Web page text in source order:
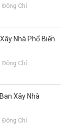
Đông Chí
Nhà Phổ Biến
Đông Chí
Xây Nhà
Đông Chí